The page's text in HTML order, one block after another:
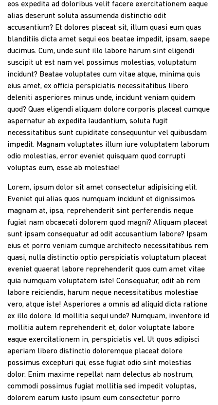
eos expedita ad doloribus velit facere exercitationem eaque
alias deserunt soluta assumenda distinctio odit
accusantium? Et dolores placeat sit, illum quasi eum quas
blanditiis dicta amet sequi eos beatae impedit, ipsam, saepe
ducimus. Cum, unde sunt illo labore harum sint eligendi
suscipit ut est nam vel possimus molestias, voluptatum
incidunt? Beatae voluptates cum vitae atque, minima quis
eius amet, ex officia perspiciatis necessitatibus libero
deleniti asperiores minus unde, incidunt veniam quidem
quod? Quas eligendi aliquam dolore corporis placeat cumque
aspernatur ab expedita laudantium, soluta fugit
necessitatibus sunt cupiditate consequuntur vel quibusdam
impedit. Magnam voluptates illum iure voluptatem laborum
odio molestias, error eveniet quisquam quod corrupti
voluptas eum, esse ab molestiae!
Lorem, ipsum dolor sit amet consectetur adipisicing elit.
Eveniet qui alias quos numquam incidunt et dignissimos
magnam at, ipsa, reprehenderit sint perferendis neque
fugiat nam obcaecati dolorem quod magni? Aliquam placeat
sunt ipsam consequatur ad odit accusantium labore? Ipsam
eius et porro veniam cumque architecto necessitatibus rem
quasi, nulla distinctio optio perspiciatis voluptatum placeat
eveniet quaerat labore reprehenderit quos cum amet vitae
quia numquam voluptatem iste! Consequatur, odit ab rem
labore reiciendis, harum neque necessitatibus molestiae
vero, atque iste! Asperiores a omnis ad aliquid dicta ratione
ex illo dolore. Id mollitia sequi unde? Numquam, inventore id
mollitia autem reprehenderit et, dolor voluptate labore
eaque exercitationem in, perspiciatis vel. Ut quos adipisci
aperiam libero distinctio doloremque placeat dolore
possimus excepturi qui, esse fugiat odio sint molestias
dolor. Enim maxime repellat nam delectus ab nostrum,
commodi possimus fugiat mollitia sed impedit voluptas,
dolorem earum iusto ipsum eum consectetur porro